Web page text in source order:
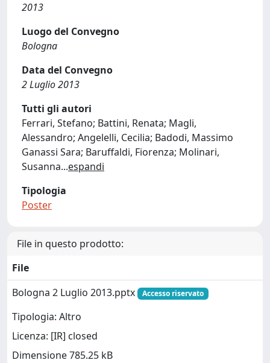
2013
Luogo del Convegno
Bologna
Data del Convegno
2 Luglio 2013
Tutti gli autori
Ferrari, Stefano; Battini, Renata; Magli,
Alessandro; Angelelli, Cecilia; Badodi, Massimo
Ganassi Sara; Baruffaldi, Fiorenza; Molinari,
Susanna...espandi
Tipologia
Poster
File in questo prodotto:
File
Bologna 2 Luglio 2013.pptx
Accesso riservato
Tipologia: Altro
Licenza: [IR] closed
Dimensione 785.25 kB